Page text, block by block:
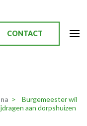
CONTACT
>
Burgemeester wil
aan dorpshuizen